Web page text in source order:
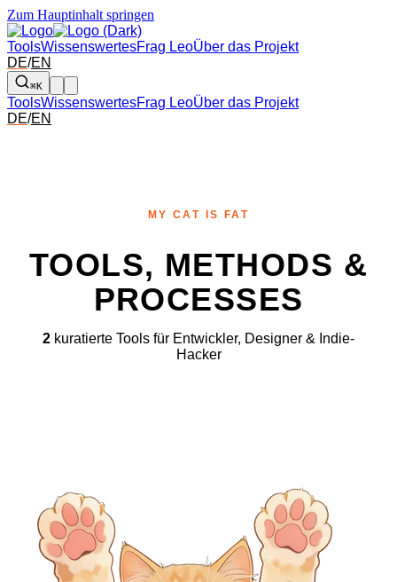
Zum Hauptinhalt springen
ToolsWissenswertesFrag LeoÜber das Projekt
DE/EN
⌘K
ToolsWissenswertesFrag LeoÜber das Projekt
DE/EN
MY CAT IS FAT
TOOLS, METHODS &
PROCESSES
2 kuratierte Tools für Entwickler, Designer & Indie-
Hacker